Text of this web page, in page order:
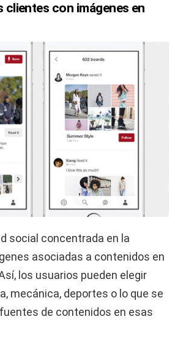
clientes con imágenes en
social concentrada en la
asociadas a contenidos en
los usuarios pueden elegir
mecánica, deportes o lo que se
de contenidos en esas